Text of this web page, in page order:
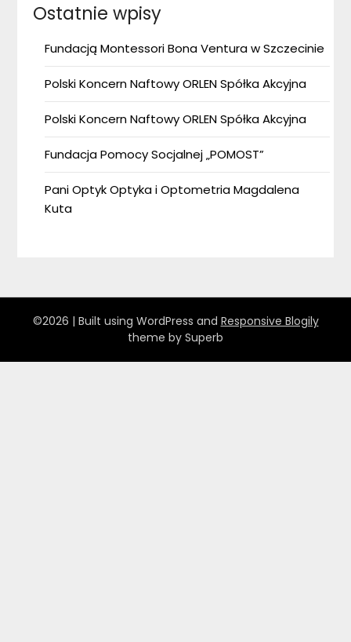
Ostatnie wpisy
Fundacją Montessori Bona Ventura w Szczecinie
Polski Koncern Naftowy ORLEN Spółka Akcyjna
Polski Koncern Naftowy ORLEN Spółka Akcyjna
Fundacja Pomocy Socjalnej „POMOST”
Pani Optyk Optyka i Optometria Magdalena
Kuta
©2026 | Built using WordPress and Responsive Blogily
theme by Superb